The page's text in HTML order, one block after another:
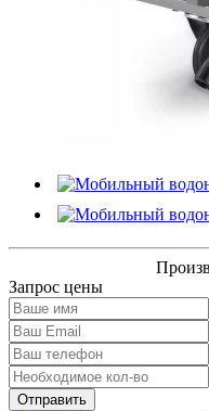
Запрос цены
Отправить